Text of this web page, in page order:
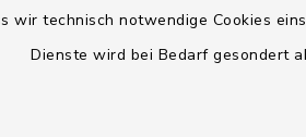
wir technisch notwendige Cookies
Dienste wird bei Bedarf gesondert